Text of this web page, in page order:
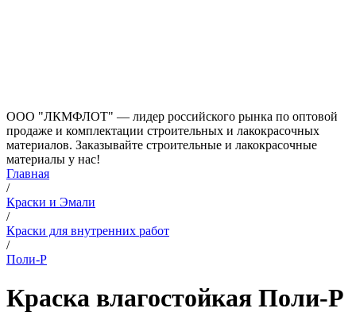
ООО "ЛКМФЛОТ" — лидер российского рынка по оптовой
продаже и комплектации строительных и лакокрасочных
материалов. Заказывайте строительные и лакокрасочные
материалы у нас!
Главная
/
Краски и Эмали
/
Краски для внутренних работ
/
Поли-Р
Краска влагостойкая Поли-Р